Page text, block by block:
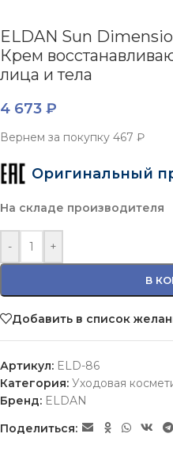
ELDAN Sun
Крем
лица и тела
4 673 ₽
Вернем за покупку 467 ₽
Оригинальный
На складе производителя
- +
В
Добавить в список
Артикул: ELD-86
Категория: Уходовая
Бренд: ELDAN
Поделиться: